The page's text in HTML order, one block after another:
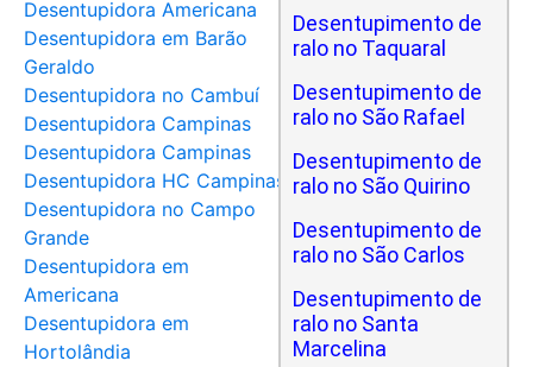
Desentupidora Americana
Desentupidora em Barão
Geraldo
Desentupidora no Cambuí
Desentupidora Campinas
Desentupidora Campinas
Desentupidora HC Campinas
Desentupidora no Campo
Grande
Desentupidora em
Americana
Desentupidora em
Hortolândia
Desentupimento de
ralo no Taquaral
Desentupimento de
ralo no São Rafael
Desentupimento de
ralo no São Quirino
Desentupimento de
ralo no São Carlos
Desentupimento de
ralo no Santa
Marcelina